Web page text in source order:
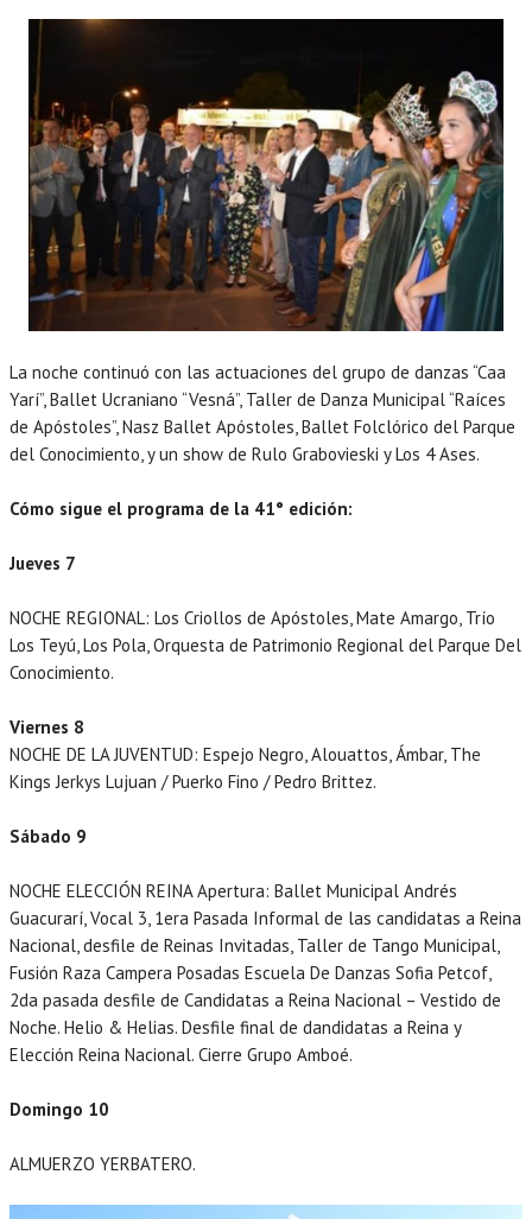
La noche continuó con las actuaciones del grupo de danzas “Caa
Yarí”, Ballet Ucraniano “Vesná”, Taller de Danza Municipal “Raíces
de Apóstoles”, Nasz Ballet Apóstoles, Ballet Folclórico del Parque
del Conocimiento, y un show de Rulo Grabovieski y Los 4 Ases.
Cómo sigue el programa de la 41° edición:
Jueves 7
NOCHE REGIONAL: Los Criollos de Apóstoles, Mate Amargo, Trío
Los Teyú, Los Pola, Orquesta de Patrimonio Regional del Parque Del
Conocimiento.
Viernes 8
NOCHE DE LA JUVENTUD: Espejo Negro, Alouattos, Ámbar, The
Kings Jerkys Lujuan / Puerko Fino / Pedro Brittez.
Sábado 9
NOCHE ELECCIÓN REINA Apertura: Ballet Municipal Andrés
Guacurarí, Vocal 3, 1era Pasada Informal de las candidatas a Reina
Nacional, desfile de Reinas Invitadas, Taller de Tango Municipal,
Fusión Raza Campera Posadas Escuela De Danzas Sofia Petcof,
2da pasada desfile de Candidatas a Reina Nacional – Vestido de
Noche. Helio & Helias. Desfile final de dandidatas a Reina y
Elección Reina Nacional. Cierre Grupo Amboé.
Domingo 10
ALMUERZO YERBATERO.